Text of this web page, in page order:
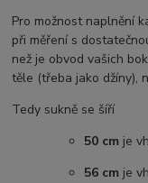
Pro možnost naplnění
při měření s
než je obvod vašich
těle (třeba jako džíny),
Tedy sukně se šíří
50 cm je
56 cm je